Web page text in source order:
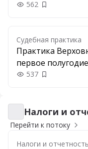
562 Добавить в
Судебная практика
Практика
первое
537 Добавить в
Налоги и отчетность
Налоги и
Перейти к потоку
Налоги и отчетность